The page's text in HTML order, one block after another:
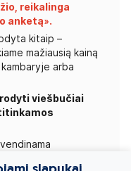
reikalinga
anketą».
kitaip –
mažiausią kainą
arba
viešbučiai